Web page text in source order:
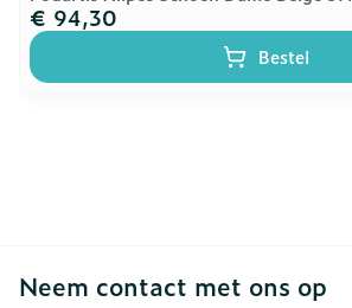
€ 94,30
Bestel
Neem contact met ons op